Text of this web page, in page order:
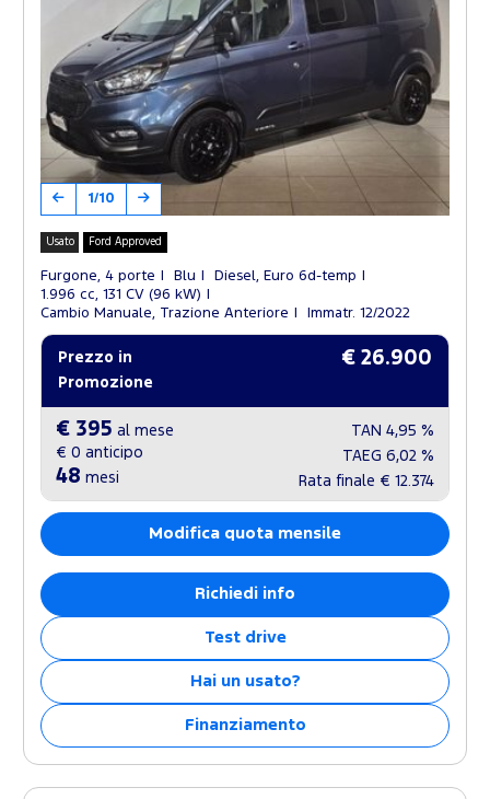
1/10
Usato Ford Approved
Furgone, 4 porte Blu
Diesel, Euro 6d-temp
1.996 cc, 131 CV (96 kW)
Cambio Manuale, Trazione Anteriore
Immatr. 12/2022
Prezzo in
Promozione
€ 26.900
€ 395 al mese
€ 0 anticipo
48 mesi
TAN 4,95 %
TAEG 6,02 %
Rata finale € 12.374
Modifica quota mensile
Richiedi info
Test drive
Hai un usato?
Finanziamento